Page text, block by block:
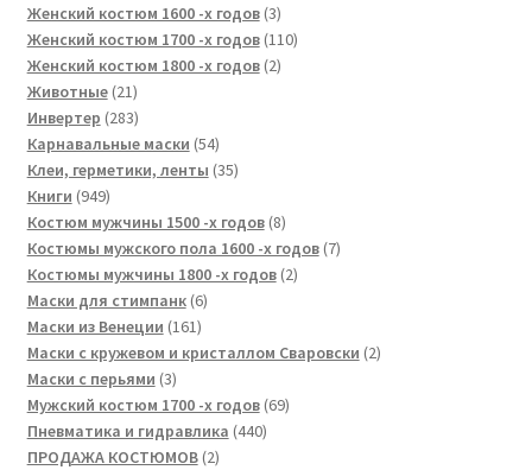
Женский костюм 1600 -х годов 33
товара
Женский костюм 1700 -х годов 110110
Женский костюм 1800 -х годов 22
Животные 2121
товар
Инвертер 283283
товара
Карнавальные маски 5454
товара
Клеи, герметики, ленты 3535
Книги 949949
товаров
Костюм мужчины 1500 -х годов 88
товаров
Костюмы мужского пола 1600 -х годов 77
Костюмы мужчины 1800 -х годов 22
Маски для стимпанк 66
Маски из Венеции 161161
товар
Маски с кружевом и кристаллом Сваровски 22
Маски с перьями 33
товара
Мужский костюм 1700 -х годов 6969
Пневматика и гидравлика 440440
ПРОДАЖА КОСТЮМОВ 22